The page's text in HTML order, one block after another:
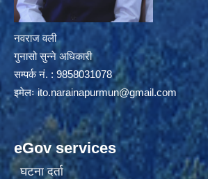
नवराज वली
गुनासो सुन्ने अधिकारी
सम्पर्क नं. : 9858031078
इमेलःito.narainapurmun@gmail.com
eGov services
घटना दर्ता